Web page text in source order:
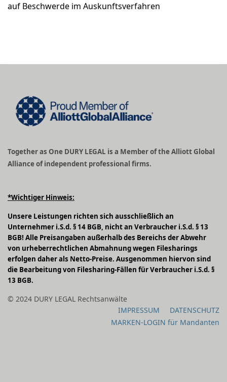
auf Beschwerde im Auskunftsverfahren
Together as One DURY LEGAL is a Member of the Alliott Global
Alliance of independent professional firms.
*Wichtiger Hinweis:
Unsere Leistungen richten sich ausschließlich an
Unternehmer i.S.d. § 14 BGB, nicht an Verbraucher i.S.d. § 13
BGB! Alle Preisangaben außerhalb des Bereichs der Abwehr
von urheberrechtlichen Abmahnung wegen Filesharings
erfolgen daher als Netto-Preise. Ausgenommen hiervon sind
die Bearbeitung von Filesharing-Fällen für Verbraucher i.S.d. §
13 BGB.
© 2024 DURY LEGAL Rechtsanwälte
IMPRESSUM
DATENSCHUTZ
MARKEN-LOGIN für Mandanten